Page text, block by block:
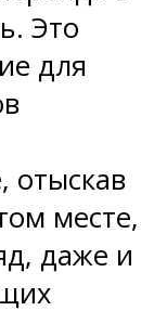
Это
для
отыскав
месте,
даже и